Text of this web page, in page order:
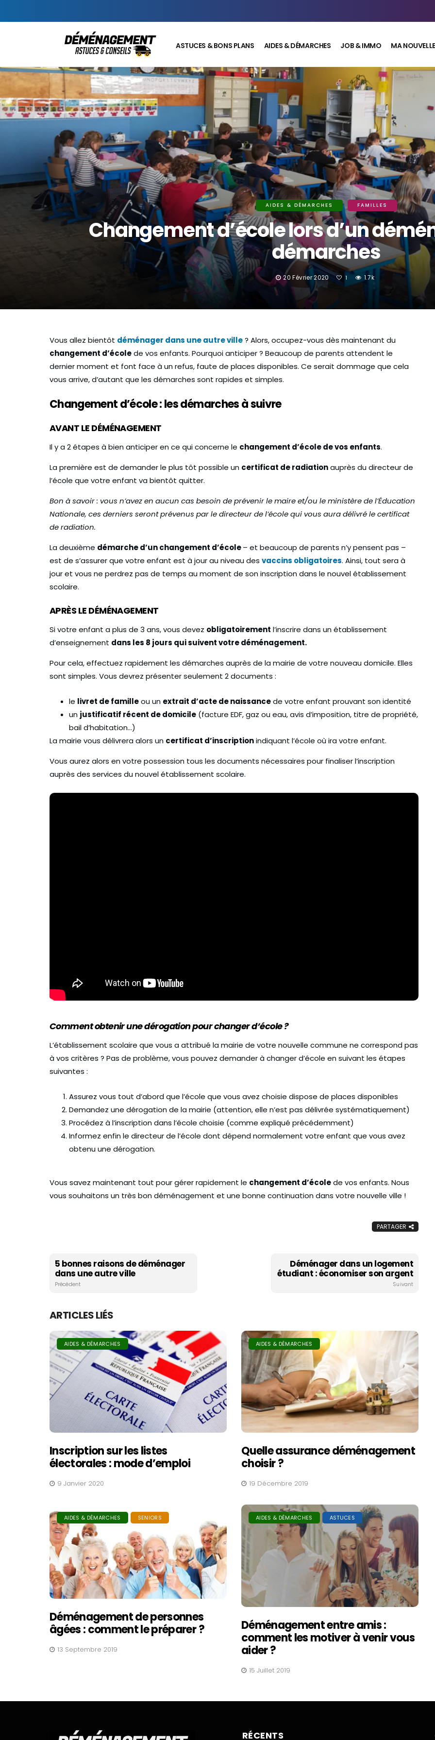
ASTUCES & BONS PLANS AIDES & DÉMARCHES JOB & IMMO MA
AIDES & DÉMARCHES FAMILLES
Changement d’école lors d’un
démarches
20 Février 2020 1 1.7k
Vous allez bientôt déménager dans une autre ville? Alors, occupez-vous dès maintenant du
changement d’écolede vos enfants. Pourquoi anticiper ? Beaucoup de parents attendent le
dernier moment et font face à un refus, faute de places disponibles. Ce serait dommage que cela
vous arrive, d’autant que les démarches sont rapides et simples.
Changement d’école : les démarches à suivre
AVANT LE DÉMÉNAGEMENT
Il y a 2 étapes à bien anticiper en ce qui concerne le changement d’école de vos enfants.
La première est de demander le plus tôt possible un certificat de radiationauprès du directeur de
l’école que votre enfant va bientôt quitter.
Bon à savoir : vous n’avez en aucun cas besoin de prévenir le maire et/ou le ministère de l’Éducation
Nationale, ces derniers seront prévenus par le directeur de l’école qui vous aura délivré le certificat
de radiation.
La deuxième démarche d’un changement d’école– et beaucoup de parents n’y pensent pas –
est de s’assurer que votre enfant est à jour au niveau des vaccins obligatoires. Ainsi, tout sera à
jour et vous ne perdrez pas de temps au moment de son inscription dans le nouvel établissement
scolaire.
APRÈS LE DÉMÉNAGEMENT
Si votre enfant a plus de 3 ans, vous devez obligatoirement l’inscrire dans un établissement
d’enseignement dans les 8 jours qui suivent votre déménagement.
Pour cela, effectuez rapidement les démarches auprès de la mairie de votre nouveau domicile. Elles
sont simples. Vous devrez présenter seulement 2 documents :
le livret de familleou un extrait d’acte de naissancede votre enfant prouvant son identité
un justificatif récent de domicile (facture EDF, gaz ou eau, avis d’imposition, titre de propriété,
bail d’habitation…)
La mairie vous délivrera alors un certificat d’inscriptionindiquant l’école où ira votre enfant.
Vous aurez alors en votre possession tous les documents nécessaires pour finaliser l’inscription
auprès des services du nouvel établissement scolaire.
Comment obtenir une dérogation pour changer d’école ?
L’établissement scolaire que vous a attribué la mairie de votre nouvelle commune ne correspond pas
à vos critères ? Pas de problème, vous pouvez demander à changer d’école en suivant les étapes
suivantes :
Assurez vous tout d’abord que l’école que vous avez choisie dispose de places disponibles
Demandez une dérogation de la mairie (attention, elle n’est pas délivrée systématiquement)
Procédez à l’inscription dans l’école choisie (comme expliqué précédemment)
Informez enfin le directeur de l’école dont dépend normalement votre enfant que vous avez
obtenu une dérogation.
Vous savez maintenant tout pour gérer rapidement le changement d’écolede vos enfants. Nous
vous souhaitons un très bon déménagement et une bonne continuation dans votre nouvelle ville !
PARTAGER
5 bonnes raisons de déménager
dans une autre ville
Précédent
Déménager dans un logement
étudiant : économiser son argent
Suivant
ARTICLES LIÉS
AIDES & DÉMARCHES
Inscription sur les listes
électorales : mode d’emploi
9 Janvier 2020
AIDES & DÉMARCHES
Quelle assurance déménagement
choisir ?
19 Décembre 2019
AIDES & DÉMARCHES SENIORS
Déménagement de personnes
âgées : comment le préparer ?
13 Septembre 2019
AIDES & DÉMARCHES ASTUCES
Déménagement entre amis :
comment les motiver à venir vous
aider ?
15 Juillet 2019
Déménager en période de
19 Janvier 2021
Rentrée 2022 : nos bons
plans étudiants pour
27 Août 2022
RÉCENTS